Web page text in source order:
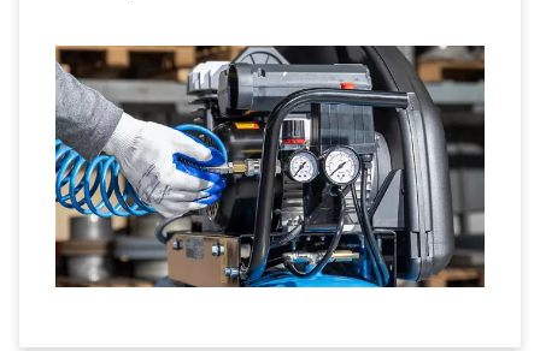
és a megbízható levegőnyomás-
szabályozásra vonatkozó beállítási
tippeket.